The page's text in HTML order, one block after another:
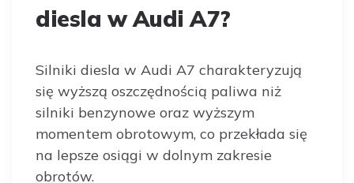
diesla w Audi A7?
Silniki diesla w Audi A7 charakteryzują
się wyższą oszczędnością paliwa niż
silniki benzynowe oraz wyższym
momentem obrotowym, co przekłada się
na lepsze osiągi w dolnym zakresie
obrotów.